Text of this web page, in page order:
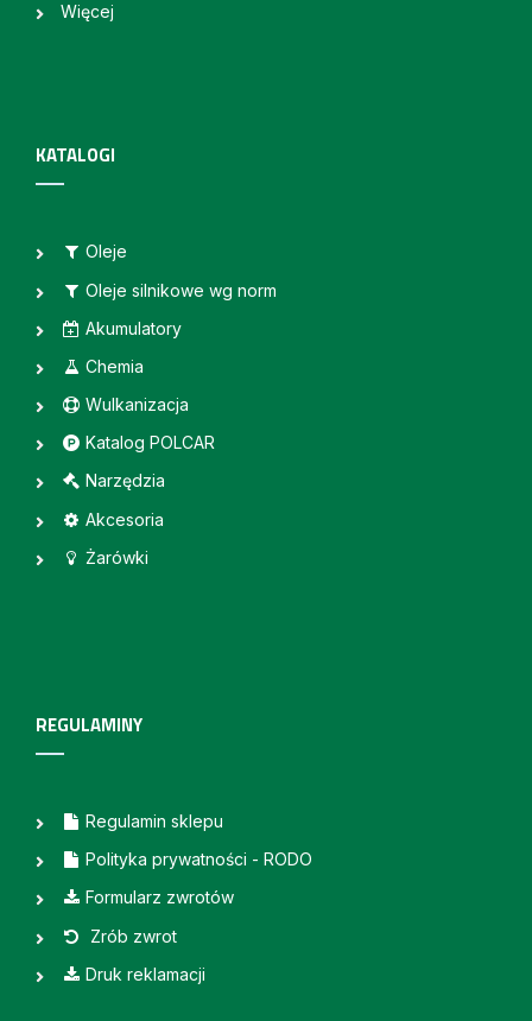
Więcej
KATALOGI
Oleje
Oleje silnikowe wg norm
Akumulatory
Chemia
Wulkanizacja
Katalog POLCAR
Narzędzia
Akcesoria
Żarówki
REGULAMINY
Regulamin sklepu
Polityka prywatności - RODO
Formularz zwrotów
Zrób zwrot
Druk reklamacji